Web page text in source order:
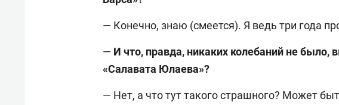
— Конечно, знаю (смеется). Я ведь три года
— И что, правда, никаких колебаний не было,
«Салавата Юлаева»?
— Нет, а что тут такого страшного? Может